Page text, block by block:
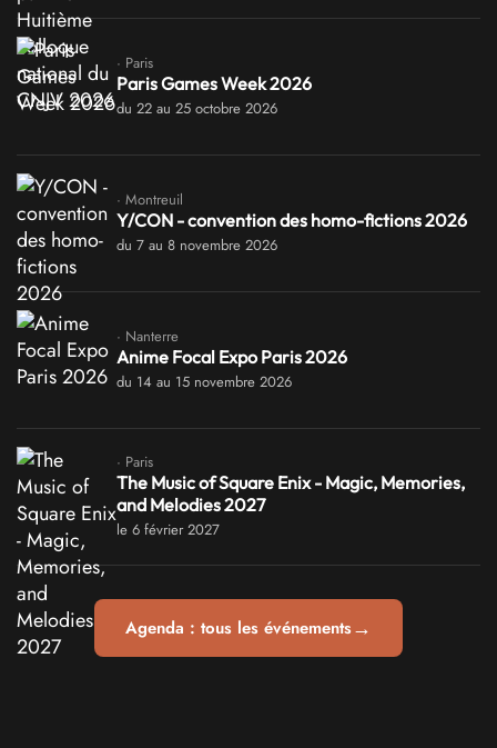
· Paris
Paris Games Week 2026
du 22 au 25 octobre 2026
· Montreuil
Y/CON - convention des homo-fictions 2026
du 7 au 8 novembre 2026
· Nanterre
Anime Focal Expo Paris 2026
du 14 au 15 novembre 2026
· Paris
The Music of Square Enix - Magic, Memories,
and Melodies 2027
le 6 février 2027
Agenda : tous les événements→